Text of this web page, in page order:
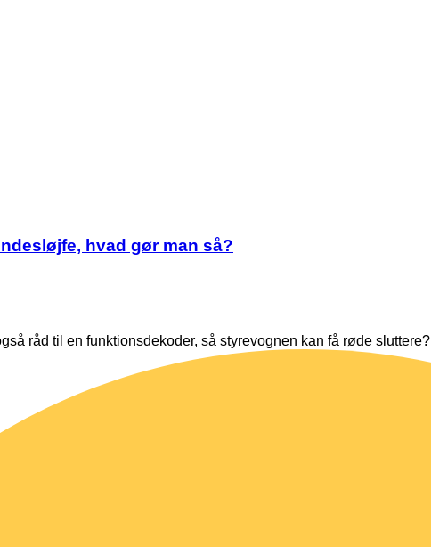
hvad gør man så?
råd til en funktionsdekoder, så styrevognen kan få røde sluttere?